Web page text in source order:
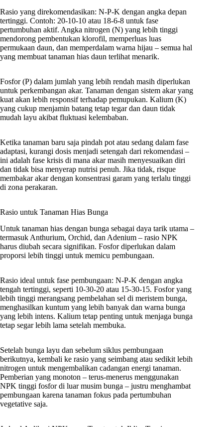
Rasio yang direkomendasikan: N-P-K dengan angka depan
tertinggi. Contoh: 20-10-10 atau 18-6-8 untuk fase
pertumbuhan aktif. Angka nitrogen (N) yang lebih tinggi
mendorong pembentukan klorofil, memperluas luas
permukaan daun, dan memperdalam warna hijau – semua hal
yang membuat tanaman hias daun terlihat menarik.
Fosfor (P) dalam jumlah yang lebih rendah masih diperlukan
untuk perkembangan akar. Tanaman dengan sistem akar yang
kuat akan lebih responsif terhadap pemupukan. Kalium (K)
yang cukup menjamin batang tetap tegar dan daun tidak
mudah layu akibat fluktuasi kelembaban.
Ketika tanaman baru saja pindah pot atau sedang dalam fase
adaptasi, kurangi dosis menjadi setengah dari rekomendasi –
ini adalah fase krisis di mana akar masih menyesuaikan diri
dan tidak bisa menyerap nutrisi penuh. Jika tidak, risque
membakar akar dengan konsentrasi garam yang terlalu tinggi
di zona perakaran.
Rasio untuk Tanaman Hias Bunga
Untuk tanaman hias dengan bunga sebagai daya tarik utama –
termasuk Anthurium, Orchid, dan Adenium – rasio NPK
harus diubah secara signifikan. Fosfor diperlukan dalam
proporsi lebih tinggi untuk memicu pembungaan.
Rasio ideal untuk fase pembungaan: N-P-K dengan angka
tengah tertinggi, seperti 10-30-20 atau 15-30-15. Fosfor yang
lebih tinggi merangsang pembelahan sel di meristem bunga,
menghasilkan kuntum yang lebih banyak dan warna bunga
yang lebih intens. Kalium tetap penting untuk menjaga bunga
tetap segar lebih lama setelah membuka.
Setelah bunga layu dan sebelum siklus pembungaan
berikutnya, kembali ke rasio yang seimbang atau sedikit lebih
nitrogen untuk mengembalikan cadangan energi tanaman.
Pemberian yang monoton – terus-menerus menggunakan
NPK tinggi fosfor di luar musim bunga – justru menghambat
pembungaan karena tanaman fokus pada pertumbuhan
vegetative saja.